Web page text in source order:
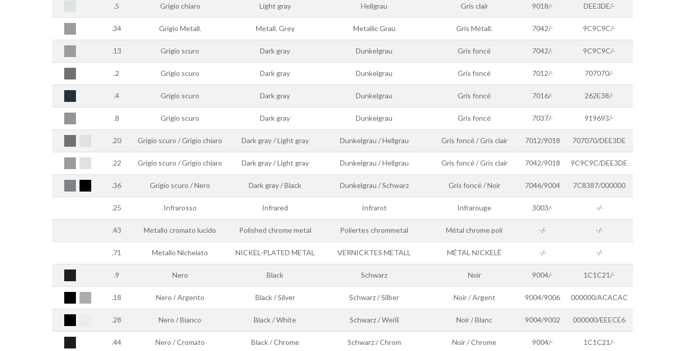
.5 Grigio chiaro Light gray Hellgrau Gris clair 9018/- DEE3DE/-
.34 Grigio Metall. Metall. Grey Metallic Grau Gris Métall. 7042/- 9C9C9C/-
.13 Grigio scuro Dark gray Dunkelgrau Gris foncé 7042/- 9C9C9C/-
.2 Grigio scuro Dark gray Dunkelgrau Gris foncé 7012/- 707070/-
.4 Grigio scuro Dark gray Dunkelgrau Gris foncé 7016/- 262E38/-
.8 Grigio scuro Dark gray Dunkelgrau Gris foncé 7037/- 919693/-
.20 Grigio scuro / Grigio chiaro Dark gray / Light gray Dunkelgrau / Hellgrau Gris foncé / Gris clair 7012/9018 707070/DEE3DE
.22 Grigio scuro / Grigio chiaro Dark gray / Light gray Dunkelgrau / Hellgrau Gris foncé / Gris clair 7042/9018 9C9C9C/DEE3DE
.36 Grigio scuro / Nero Dark gray / Black Dunkelgrau / Schwarz Gris foncé / Noir 7046/9004 7C8387/000000
.25 Infrarosso Infrared Infrarot Infrarouge 3003/- -/-
.43 Metallo cromato lucido Polished chrome metal Poliertes chrommetal Métal chrome poli -/- -/-
.71 Metallo Nichelato NICKEL-PLATED METAL VERNICKTES METALL MÉTAL NICKELÉ -/- -/-
.9 Nero Black Schwarz Noir 9004/- 1C1C21/-
.18 Nero / Argento Black / Silver Schwarz / Silber Noir / Argent 9004/9006 000000/ACACAC
.28 Nero / Bianco Black / White Schwarz / Weiß Noir / Blanc 9004/9002 000000/EEECE6
.44 Nero / Cromato Black / Chrome Schwarz / Chrom Noir / Chrome 9004/- 1C1C21/-